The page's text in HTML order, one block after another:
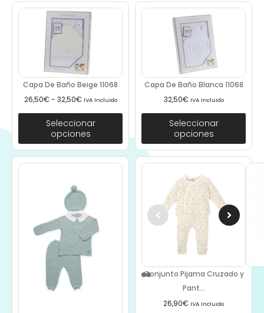
Capa De Baño Beige 11068
26,50€ - 32,50€ IVA Incluido
Seleccionar
opciones
Capa De Baño Blanca 11068
32,50€ IVA Incluido
Seleccionar
opciones
Conjunto Pijama Cruzado y
Pant...
26,90€ IVA Incluido